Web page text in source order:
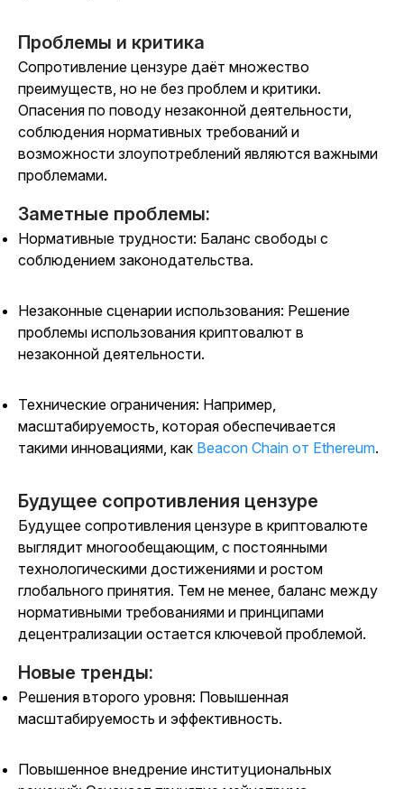
Проблемы и критика
Сопротивление цензуре даёт множество
преимуществ, но не без проблем и критики.
Опасения по поводу незаконной деятельности,
соблюдения нормативных требований и
возможности злоупотреблений являются важными
проблемами.
Заметные проблемы:
Нормативные трудности: Баланс свободы с
соблюдением законодательства.
Незаконные сценарии использования: Решение
проблемы использования криптовалют в
незаконной деятельности.
Технические ограничения: Например,
масштабируемость, которая обеспечивается
такими инновациями, как Beacon Chain от Ethereum.
Будущее сопротивления цензуре
Будущее сопротивления цензуре в криптовалюте
выглядит многообещающим, с постоянными
технологическими достижениями и ростом
глобального принятия. Тем не менее, баланс между
нормативными требованиями и принципами
децентрализации остается ключевой проблемой.
Новые тренды:
Решения второго уровня: Повышенная
масштабируемость и эффективность.
Повышенное внедрение институциональных